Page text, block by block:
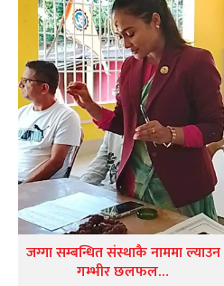
जग्गा सम्बन्धित संस्थाकै नाममा ल्याउन
गम्भीर छलफल…